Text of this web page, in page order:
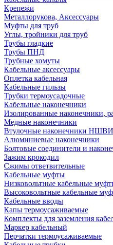
Крепежи
Металлорукова, Аксессуары
Муфты для труб
Углы, тройники для труб
Трубы гладкие
Трубы ПНД
Трубные хомуты
Кабельные аксессуары
Оплетка кабельная
Кабельные гильзы
Трубки термоусадочные
Кабельные наконечники
Изолированные наконечники,
Медные наконечники
Втулочные наконечники НШВИ
Алюминиевые наконечники
Болтовые соединители и
Зажим крокодил
Сжимы ответвительные
Кабельные муфты
Низковольтные кабельные
Высоковольтные кабельные
Кабельные вводы
Капы термоусаживаемые
Комплекты для заземления
Маркер кабельный
Перчатки термоусаживаемые